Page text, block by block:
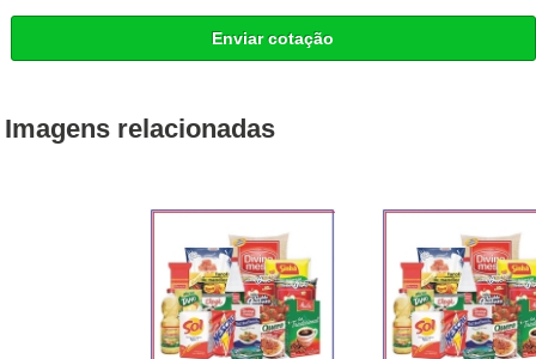
Enviar cotação
Imagens relacionadas